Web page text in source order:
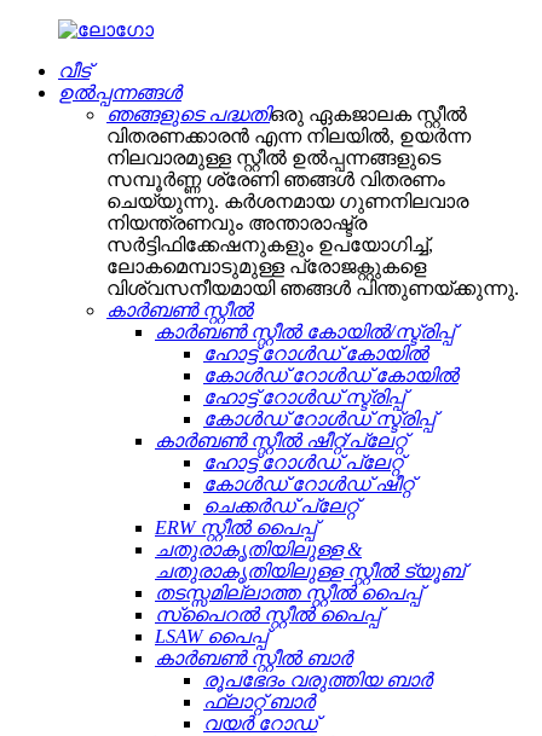
വീട്
ഉൽപ്പന്നങ്ങൾ
ഞങ്ങളുടെ പദ്ധതിഒരു ഏകജാലക സ്റ്റീൽ
വിതരണക്കാരൻ എന്ന നിലയിൽ, ഉയർന്ന
നിലവാരമുള്ള സ്റ്റീൽ ഉൽപ്പന്നങ്ങളുടെ
സമ്പൂർണ്ണ ശ്രേണി ഞങ്ങൾ വിതരണം
ചെയ്യുന്നു. കർശനമായ ഗുണനിലവാര
നിയന്ത്രണവും അന്താരാഷ്ട്ര
സർട്ടിഫിക്കേഷനുകളും ഉപയോഗിച്ച്,
ലോകമെമ്പാടുമുള്ള പ്രോജക്റ്റുകളെ
വിശ്വസനീയമായി ഞങ്ങൾ പിന്തുണയ്ക്കുന്നു.
കാർബൺ സ്റ്റീൽ
കാർബൺ സ്റ്റീൽ കോയിൽ/സ്ട്രിപ്പ്
ഹോട്ട് റോൾഡ് കോയിൽ
കോൾഡ് റോൾഡ് കോയിൽ
ഹോട്ട് റോൾഡ് സ്ട്രിപ്പ്
കോൾഡ് റോൾഡ് സ്ട്രിപ്പ്
കാർബൺ സ്റ്റീൽ ഷീറ്റ്/പ്ലേറ്റ്
ഹോട്ട് റോൾഡ് പ്ലേറ്റ്
കോൾഡ് റോൾഡ് ഷീറ്റ്
ചെക്കർഡ് പ്ലേറ്റ്
ERW സ്റ്റീൽ പൈപ്പ്
ചതുരാകൃതിയിലുള്ള &
ചതുരാകൃതിയിലുള്ള സ്റ്റീൽ ട്യൂബ്
തടസ്സമില്ലാത്ത സ്റ്റീൽ പൈപ്പ്
സ്പൈറൽ സ്റ്റീൽ പൈപ്പ്
LSAW പൈപ്പ്
കാർബൺ സ്റ്റീൽ ബാർ
രൂപഭേദം വരുത്തിയ ബാർ
ഫ്ലാറ്റ് ബാർ
വയർ റോഡ്